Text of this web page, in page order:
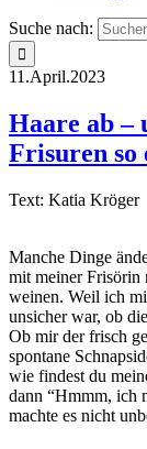
Suche nach:
11.April.2023
Haare ab –
Frisuren so
Text: Katia Kröger
Manche Dinge
mit meiner Frisörin
weinen. Weil ich
unsicher war, ob
Ob mir der frisch
spontane
wie findest du
dann “Hmmm, ich
machte es nicht